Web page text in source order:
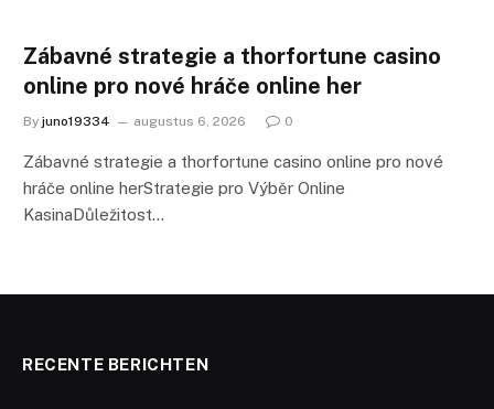
Zábavné strategie a thorfortune casino
online pro nové hráče online her
By juno19334 augustus 6, 2026 0
Zábavné strategie a thorfortune casino online pro nové
hráče online herStrategie pro Výběr Online
KasinaDůležitost…
RECENTE BERICHTEN